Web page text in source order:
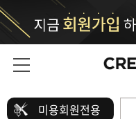
미용회원전용